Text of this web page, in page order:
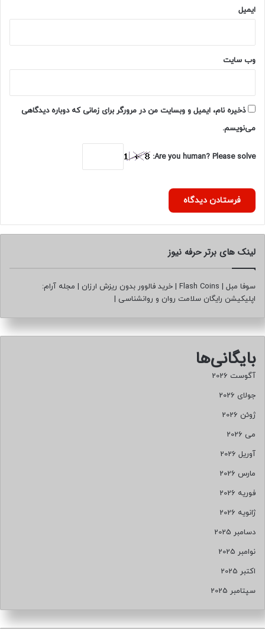
ایمیل
وب‌ سایت
ذخیره نام، ایمیل و وبسایت من در مرورگر برای زمانی که دوباره دیدگاهی
می‌نویسم.
Are you human? Please solve:
لینک های برتر حرفه نیوز
سوفا مبل |
Flash Coins
| خرید فالوور بدون ریزش ارزان | مجله آرام:
اپلیکیشن رایگان سلامت روان و روانشناسی |
بایگانی‌ها
آگوست 2026
جولای 2026
ژوئن 2026
می 2026
آوریل 2026
مارس 2026
فوریه 2026
ژانویه 2026
دسامبر 2025
نوامبر 2025
اکتبر 2025
سپتامبر 2025